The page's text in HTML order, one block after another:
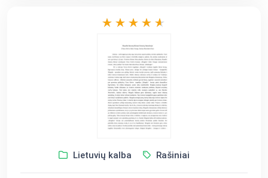
Lietuvių kalba Rašiniai